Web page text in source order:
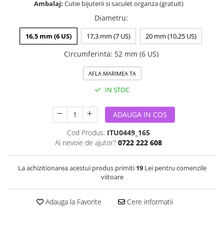
Ambalaj: Cutie bijuterii si saculet organza (gratuit)
Diametru:
16,5 mm (6 US) 17,3 mm (7 US) 20 mm (10,25 US)
Circumferinta: 52 mm (6 US)
AFLA MARIMEA TA
IN STOC
ADAUGA IN COS
Cod Produs: ITU0449_165
Ai nevoie de ajutor? 0722 222 608
La achizitionarea acestui produs primiti 19Lei pentru comenzile
viitoare
Adauga la Favorite Cere informatii